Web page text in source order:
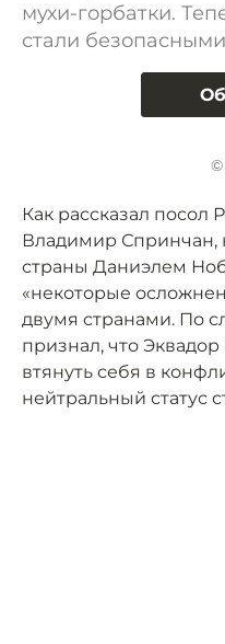
мухи-горбатки.
стали
©
Как рассказал посол
Владимир Спринчан,
страны Даниэлем
«некоторые
двумя странами. По
признал, что
втянуть себя в
нейтральный статус